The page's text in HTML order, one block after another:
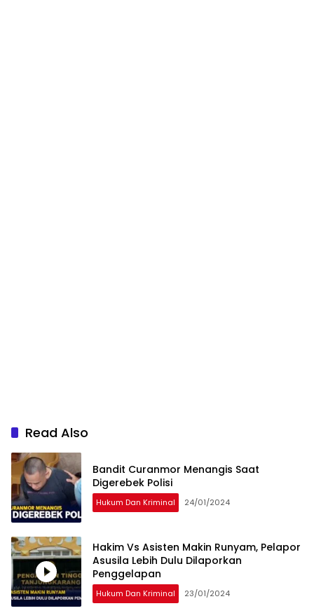
Read Also
Bandit Curanmor Menangis Saat
Digerebek Polisi
Hukum Dan Kriminal 24/01/2024
Hakim Vs Asisten Makin Runyam, Pelapor
Asusila Lebih Dulu Dilaporkan
Penggelapan
Hukum Dan Kriminal 23/01/2024